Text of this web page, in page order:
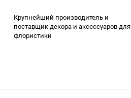
Крупнейший производитель и
поставщик декора и аксессуаров для
флористики